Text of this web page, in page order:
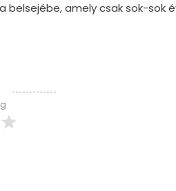
amely csak sok-sok